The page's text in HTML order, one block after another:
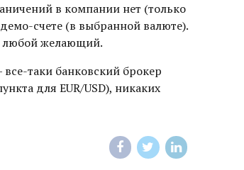
в компании нет (только
счете (в выбранной валюте).
любой желающий.
таки банковский брокер
для EUR/USD), никаких